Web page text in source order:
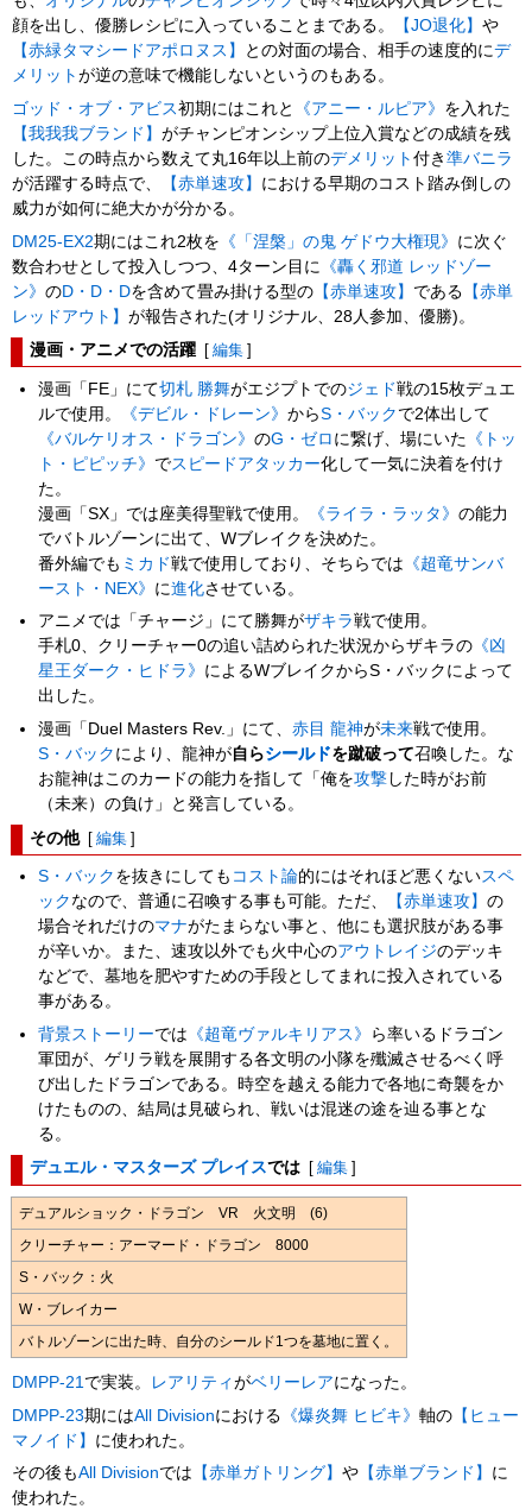
顔を出し、優勝レシピに入っていることまである。
【JO退化】や
【赤緑タマシードアポロヌス】
との対面の場合、相手の速度的にデ
メリットが逆の意味で機能しないというのもある。
ゴッド・オブ・アビス初期にはこれと 《アニー・ルピア》 を入れた
【我我我ブランド】がチャンピオンシップ上位入賞などの成績を残
した。この時点から数えて丸16年以上前のデメリット付き準バニラ
が活躍する時点で、
【赤単速攻】 における早期のコスト踏み倒しの
威力が如何に絶大かが分かる。
DM25-EX2期にはこれ2枚を 《「涅槃」の鬼 ゲドウ大権現》 に次ぐ
数合わせとして投入しつつ、4ターン目に
《轟く邪道 レッドゾー
ン》のD・D・Dを含めて畳み掛ける型の 【赤単速攻】 である 【赤単
レッドアウト】が報告された(オリジナル、28人参加、優勝)。
漫画・アニメでの活躍 [ 編集 ]
漫画「FE」にて切札 勝舞がエジプトでのジェド戦の15枚デュエ
ルで使用。
《デビル・ドレーン》からS・バック で2体出して
《バルケリオス・ドラゴン》のG・ゼロ に繋げ、場にいた 《トッ
ト・ピピッチ》 でスピードアタッカー化して一気に決着を付け
た。
漫画「SX」では座美得聖戦で使用。
《ライラ・ラッタ》の能力
でバトルゾーンに出て、Wブレイクを決めた。
番外編でも ミカド戦で使用しており、そちらでは 《超竜サンバ
ースト・NEX》 に進化させている。
アニメでは「チャージ」にて勝舞がザキラ戦で使用。
手札0、クリーチャー0の追い詰められた状況からザキラの 《凶
星王ダーク・ヒドラ》 によるWブレイクからS・バックによって
出した。
漫画「Duel Masters Rev.」にて、赤目 龍神が未来戦で使用。
S・バック により、龍神が自らシールドを蹴破って召喚した。な
お龍神はこのカードの能力を指して「俺を攻撃 した時がお前
（未来）の負け」と発言している。
その他 [ 編集 ]
S・バック を抜きにしても コスト論的にはそれほど悪くないスペ
ック なので、普通に召喚する事も可能。ただ、 【赤単速攻】の
場合それだけのマナがたまらない事と、他にも選択肢がある事
が辛いか。また、速攻以外でも火中心のアウトレイジのデッキ
などで、墓地を肥やすための手段としてまれに投入されている
事がある。
背景ストーリーでは 《超竜ヴァルキリアス》
ら率いるドラゴン
軍団が、ゲリラ戦を展開する各文明の小隊を殲滅させるべく呼
び出したドラゴンである。時空を越える能力で各地に奇襲をか
けたものの、結局は見破られ、戦いは混迷の途を辿る事とな
る。
デュエル・マスターズ プレイスでは [ 編集 ]
デュアルショック・ドラゴン VR 火文明 (6)
クリーチャー：アーマード・ドラゴン 8000
S・バック：火
W・ブレイカー
バトルゾーンに出た時、自分のシールド1つを墓地に置く。
DMPP-21 で実装。 レアリティがベリーレアになった。
DMPP-23期にはAll Divisionにおける 《爆炎舞 ヒビキ》軸の 【ヒュー
マノイド】 に使われた。
その後もAll Divisionでは 【赤単ガトリング】や 【赤単ブランド】 に
使われた。